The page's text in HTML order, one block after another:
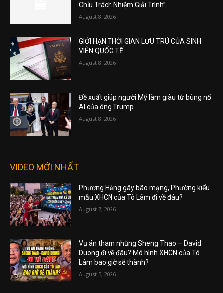
Chịu Trách Nhiệm Giải Trình”.
August 8, 2026
GIỚI HẠN THỜI GIAN LƯU TRÚ CỦA SINH
VIÊN QUỐC TẾ
August 8, 2026
Đề xuất giúp người Mỹ làm giàu từ bùng nổ
AI của ông Trump
August 8, 2026
VIDEO MỚI NHẤT
Phương Hằng gây bão mạng, Phường kiểu
mẫu XHCN của Tô Lâm đi về đâu?
August 7, 2026
Vụ án tham nhũng Sheng Thao – David
Duong đi về đâu? Mô hình XHCN của Tô
Lâm bao giờ sẽ thành?
August 5, 2026